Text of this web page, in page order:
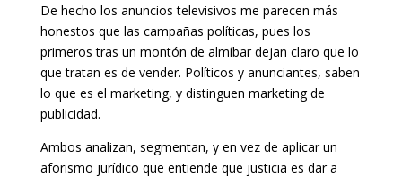
De hecho los anuncios televisivos me parecen más
honestos que las campañas políticas, pues los
primeros tras un montón de almíbar dejan claro que lo
que tratan es de vender. Políticos y anunciantes, saben
lo que es el marketing, y distinguen marketing de
publicidad.
Ambos analizan, segmentan, y en vez de aplicar un
aforismo jurídico que entiende que justicia es dar a